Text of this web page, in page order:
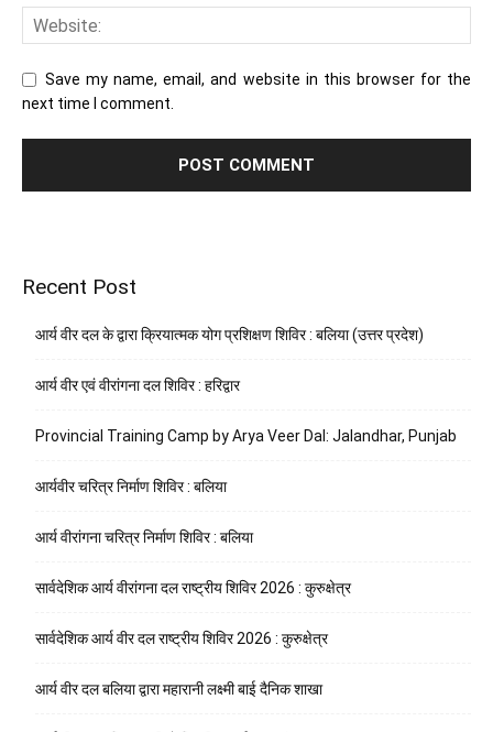
Save my name, email, and website in this browser for the
next time I comment.
Recent Post
आर्य वीर दल के द्वारा क्रियात्मक योग प्रशिक्षण शिविर : बलिया (उत्तर प्रदेश)
आर्य वीर एवं वीरांगना दल शिविर : हरिद्वार
Provincial Training Camp by Arya Veer Dal: Jalandhar, Punjab
आर्यवीर चरित्र निर्माण शिविर : बलिया
आर्य वीरांगना चरित्र निर्माण शिविर : बलिया
सार्वदेशिक आर्य वीरांगना दल राष्ट्रीय शिविर 2026 : कुरुक्षेत्र
सार्वदेशिक आर्य वीर दल राष्ट्रीय शिविर 2026 : कुरुक्षेत्र
आर्य वीर दल बलिया द्वारा महारानी लक्ष्मी बाई दैनिक शाखा